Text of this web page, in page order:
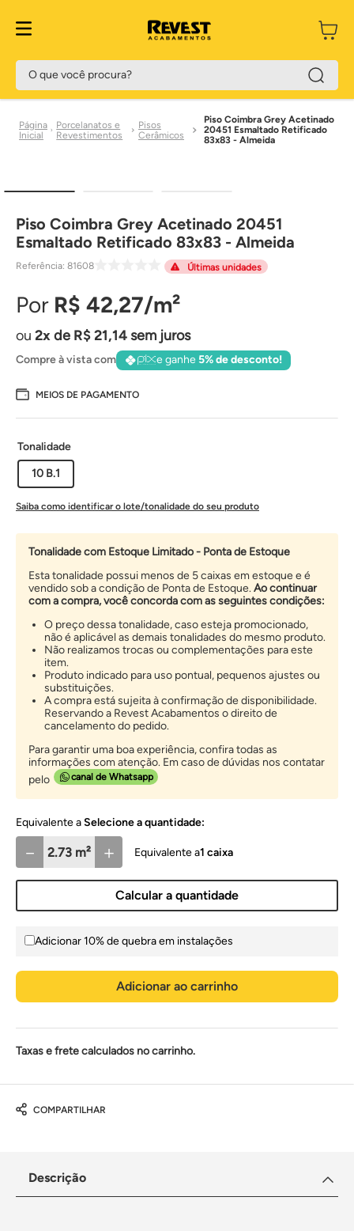
O que você procura?
Porcelanatos e
Revestimentos
Pisos
Cerâmicos
Piso Coimbra Grey Acetinado
20451 Esmaltado Retificado
83x83 - Almeida
Piso Coimbra Grey Acetinado 20451
Esmaltado Retificado 83x83 - Almeida
Referência: 81608 Últimas unidades
R$ 42,27
2 de R$21,14sem juros
Compre à vista com e ganhe5% de desconto!
MEIOS DE PAGAMENTO
Tonalidade
10 B.1
Saiba como identificar o lote/tonalidade do seu produto
Tonalidade com Estoque Limitado - Ponta de Estoque
Esta tonalidade possui menos de 5 caixas em estoque e é
vendido sob a condição de Ponta de Estoque.Ao continuar
com a compra, você concorda com as seguintes condições:
O preço dessa tonalidade, caso esteja promocionado,
não é aplicável as demais tonalidades do mesmo produto.
Não realizamos trocas ou complementações para este
item.
Produto indicado para uso pontual, pequenos ajustes ou
substituições.
A compra está sujeita à confirmação de disponibilidade.
Reservando a Revest Acabamentos o direito de
cancelamento do pedido.
Para garantir uma boa experiência, confira todas as
informações com atenção. Em caso de dúvidas nos contatar
pelo
canal de Whatsapp
＋
－
Selecione a quantidade:
1 caixa
Calcular a quantidade
Adicionar 10% de quebra em instalações
Adicionar ao carrinho
Taxas e frete calculados no carrinho.
COMPARTILHAR
Descrição